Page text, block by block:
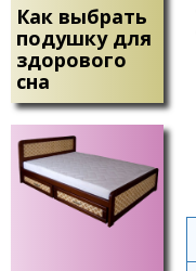
Как выбрать
подушку для
здорового
сна